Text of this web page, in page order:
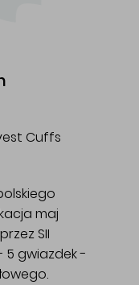
Cuffs
maj
SII
5 gwiazdek -